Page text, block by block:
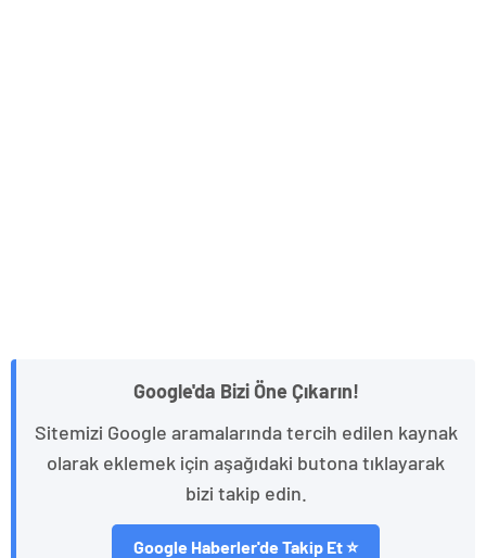
Google'da Bizi Öne Çıkarın!
Sitemizi Google aramalarında tercih edilen kaynak
olarak eklemek için aşağıdaki butona tıklayarak
bizi takip edin.
Google Haberler'de Takip Et ⭐